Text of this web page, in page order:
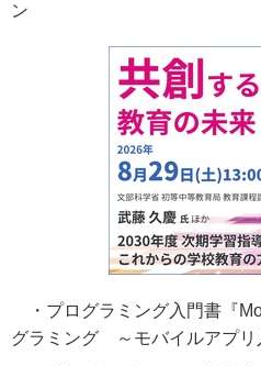
ン
・プログラミング入門書『
グラミング ～モバイルアプリ